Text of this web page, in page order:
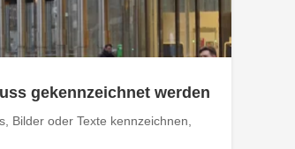
gekennzeichnet werden
Bilder oder Texte kennzeichnen,